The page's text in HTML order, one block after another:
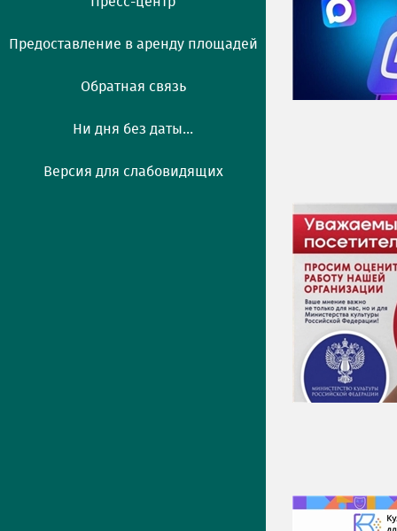
Предоставление в аренду площадей
Обратная связь
Ни дня без даты...
Версия для слабовидящих